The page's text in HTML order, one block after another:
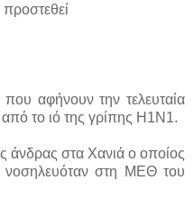
αφήνουν την τελευταία
το ιό της γρίπης Η1Ν1.
άνδρας στα Χανιά ο οποίος
νοσηλευόταν στη ΜΕΘ του